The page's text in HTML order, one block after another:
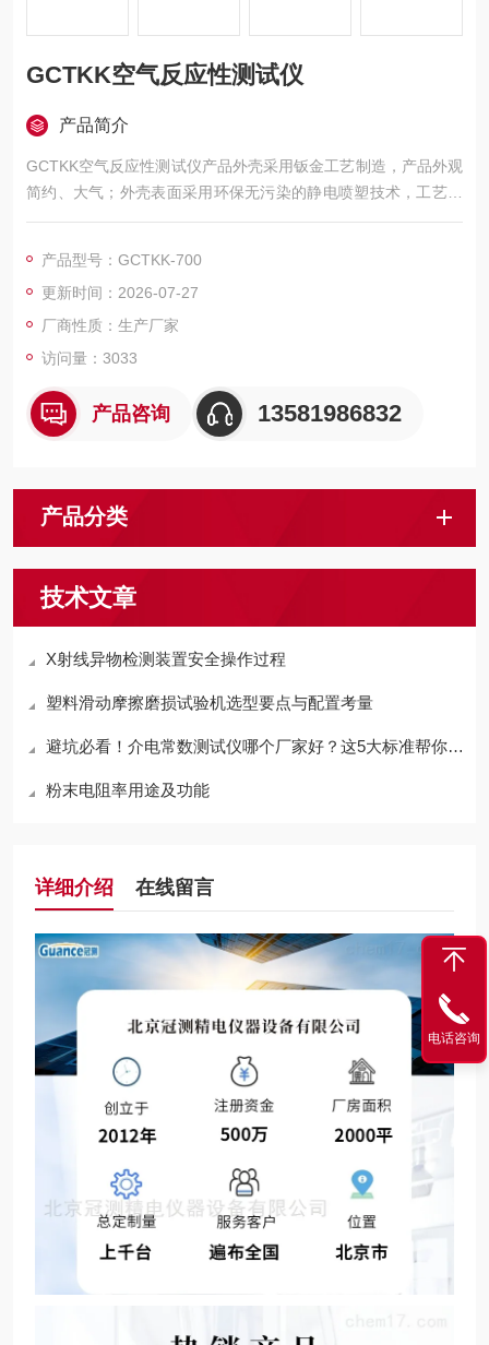
GCTKK空气反应性测试仪
产品简介
GCTKK空气反应性测试仪产品外壳采用钣金工艺制造，产品外观
简约、大气；外壳表面采用环保无污染的静电喷塑技术，工艺精
制，耐磨，耐腐蚀。该仪器所用仪表及其控制元件均严格测试，
C）控制，实验过程和数据全智能化处理；通过软件可实现远程
监控和数据分析。便捷的人机交互界面、高精度，智能化的测量
技术，助力提升企业产品测量效率。
产品型号：GCTKK-700
更新时间：2026-07-27
厂商性质：生产厂家
访问量：3033
产品咨询 13581986832
产品分类
技术文章
X射线异物检测装置安全操作过程
塑料滑动摩擦磨损试验机选型要点与配置考量
避坑必看！介电常数测试仪哪个厂家好？这5大标准帮你锁定靠谱供应商
粉末电阻率用途及功能
详细介绍 在线留言
电话咨询